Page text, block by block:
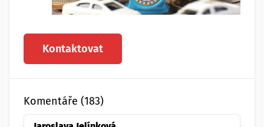
Kontaktovat
Komentáře (183)